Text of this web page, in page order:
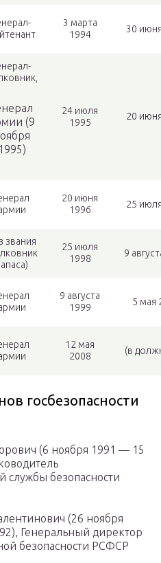
3 марта
1994
30
(9
1995)
24 июля
1995
20
20 июня
1996
25
звания
25 июля
1998
9
9 августа
1999
5 мая
12 мая
2008
(в
госбезопасности
(6 ноября 1991 — 15
службы безопасности
(26 ноября
Генеральный директор
безопасности РСФСР